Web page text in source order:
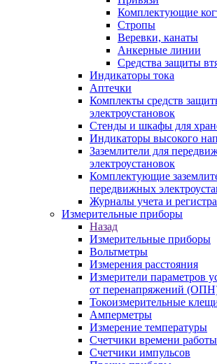
Комплектующие
Стропы
Веревки, канаты
Анкерные линии
Средства защиты
Индикаторы тока
Аптечки
Комплекты средств
электроустановок
Стенды и шкафы для
Индикаторы высокого
Заземлители для
электроустановок
Комплектующие
передвижных
Журналы учета и
Измерительные приборы
Назад
Измерительные приборы
Вольтметры
Измерения расстояния
Измерители параметров
от перенапряжений
Токоизмерительные
Амперметры
Измерение температуры
Счетчики времени работы
Счетчики импульсов